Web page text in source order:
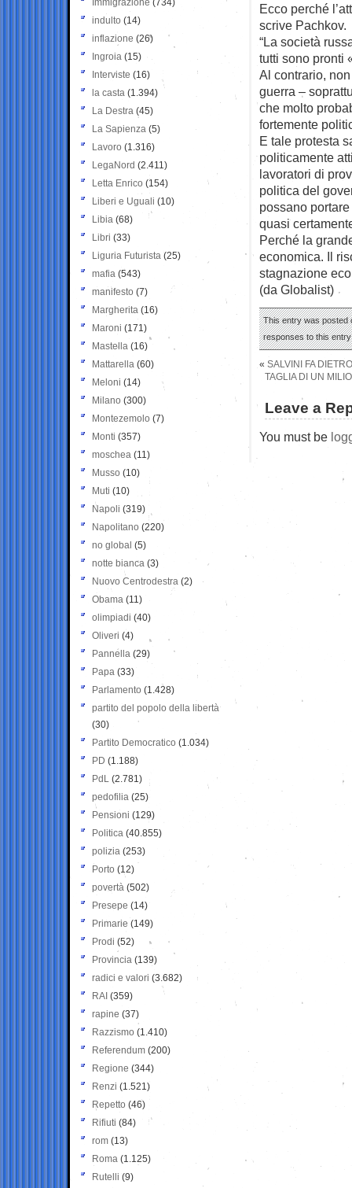
Ecco perché
scrive Pachkov.
“La società
tutti sono pronti
Al contrario,
guerra –
che molto
fortemente
E tale protesta
politicamente
lavoratori di
politica del
possano
quasi
Perché la
economica. Il
stagnazione
(da Globalist)
This entry was posted
responses to this
« SALVINI FA
TAGLIA DI UN
Leave a
You must be
Immigrazione (734)
indulto (14)
inflazione (26)
Ingroia (15)
Interviste (16)
la casta (1.394)
La Destra (45)
La Sapienza (5)
Lavoro (1.316)
LegaNord (2.411)
Letta Enrico (154)
Liberi e Uguali (10)
Libia (68)
Libri (33)
Liguria Futurista (25)
mafia (543)
manifesto (7)
Margherita (16)
Maroni (171)
Mastella (16)
Mattarella (60)
Meloni (14)
Milano (300)
Montezemolo (7)
Monti (357)
moschea (11)
Musso (10)
Muti (10)
Napoli (319)
Napolitano (220)
no global (5)
notte bianca (3)
Nuovo Centrodestra (2)
Obama (11)
olimpiadi (40)
Oliveri (4)
Pannella (29)
Papa (33)
Parlamento (1.428)
partito del popolo della libertà
(30)
Partito Democratico (1.034)
PD (1.188)
PdL (2.781)
pedofilia (25)
Pensioni (129)
Politica (40.855)
polizia (253)
Porto (12)
povertà (502)
Presepe (14)
Primarie (149)
Prodi (52)
Provincia (139)
radici e valori (3.682)
RAI (359)
rapine (37)
Razzismo (1.410)
Referendum (200)
Regione (344)
Renzi (1.521)
Repetto (46)
Rifiuti (84)
rom (13)
Roma (1.125)
Rutelli (9)